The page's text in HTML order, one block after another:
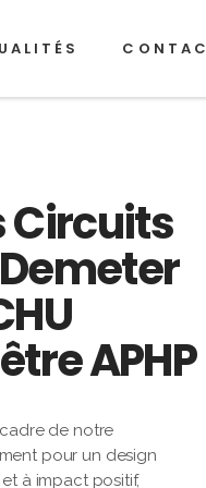
Circuits
APHP
de notre
pour un design
à impact positif,